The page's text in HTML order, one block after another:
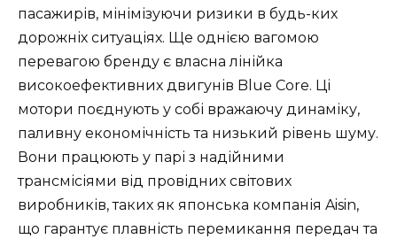
пасажирів, мінімізуючи ризики в будь-ких
дорожніх ситуаціях. Ще однією вагомою
перевагою бренду є власна лінійка
високоефективних двигунів Blue Core. Ці
мотори поєднують у собі вражаючу динаміку,
паливну економічність та низький рівень шуму.
Вони працюють у парі з надійними
трансмісіями від провідних світових
виробників, таких як японська компанія Aisin,
що гарантує плавність перемикання передач та